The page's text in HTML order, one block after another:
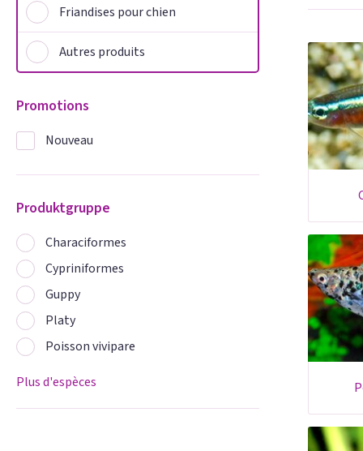
Friandises pour chien
Autres produits
Promotions
Nouveau
Produktgruppe
Characiformes
Cypriniformes
Guppy
Platy
Poisson vivipare
Plus d'espèces